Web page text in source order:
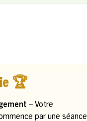
🏆
– Votre
par une séance